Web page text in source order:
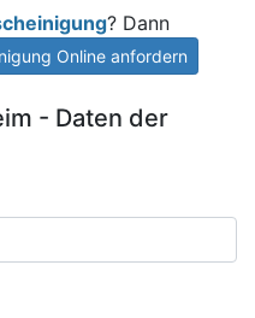
? Dann
Online anfordern
- Daten der